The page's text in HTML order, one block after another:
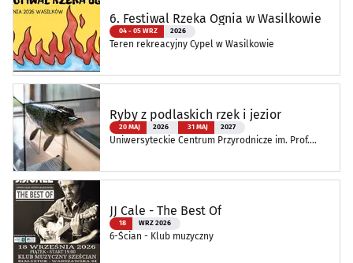
6. Festiwal Rzeka Ognia w Wasilkowie
04 - 05 WRZ 2026
Teren rekreacyjny Cypel w Wasilkowie
Ryby z podlaskich rzek i jezior
20 MAJ 2026 31 MAJ 2027
Uniwersyteckie Centrum Przyrodnicze im. Prof.
JJ Cale - The Best Of
18 WRZ 2026
6-Ścian - Klub muzyczny